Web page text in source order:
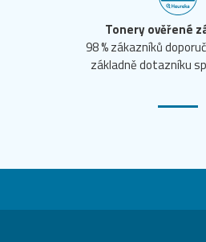
Tonery ověřené
98 % zákazníků
základně dotazníku